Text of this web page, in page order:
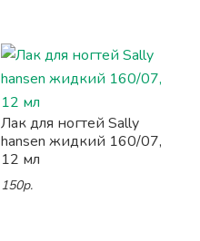
Лак для ногтей Sally
hansen жидкий 160/07,
12 мл
150р.